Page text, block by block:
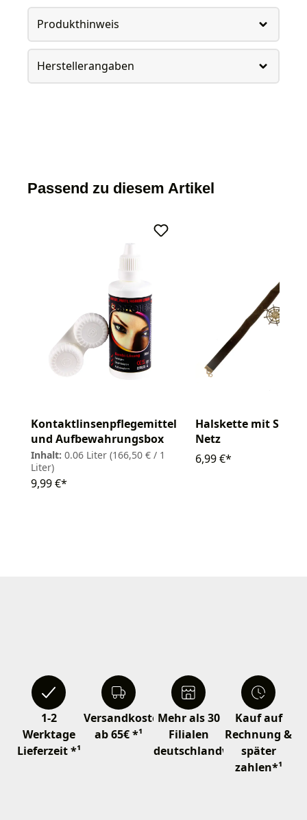
Produkthinweis
Herstellerangaben
Passend zu diesem Artikel
Kontaktlinsenpflegemittel
und Aufbewahrungsbox
Inhalt: 0.06 Liter (166,50 € / 1
Liter)
9,99 €*
Halskette mit
Netz
6,99 €*
1-2
Werktage
Lieferzeit *¹
Versandkostenfrei
ab 65€ *¹
Mehr als 30
Filialen
deutschlandweit
Kauf auf
Rechnung &
später
zahlen*¹